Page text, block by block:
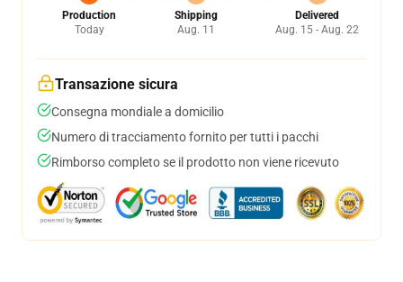
Production
Today
Shipping
Aug. 11
Delivered
Aug. 15 - Aug. 22
Transazione sicura
Consegna mondiale a domicilio
Numero di tracciamento fornito per tutti i pacchi
Rimborso completo se il prodotto non viene ricevuto